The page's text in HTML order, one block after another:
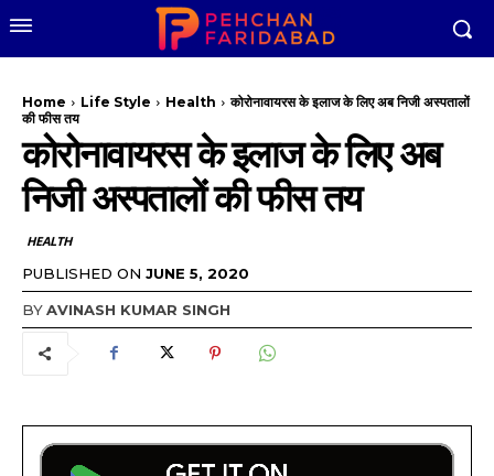
Home Life Style Health
कोरोनावायरस के इलाज के लिए अब निजी अस्पतालों
की फीस तय
कोरोनावायरस के इलाज के लिए अब
निजी अस्पतालों की फीस तय
HEALTH
PUBLISHED ON JUNE 5, 2020
BYAVINASH KUMAR SINGH